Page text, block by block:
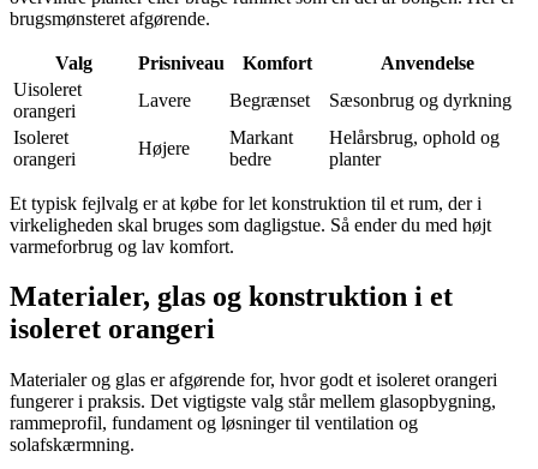
brugsmønsteret afgørende.
Valg Prisniveau Komfort
Anvendelse
Uisoleret
orangeri
Lavere Begrænset
Sæsonbrug og dyrkning
Isoleret
orangeri
Højere
Markant
bedre
Helårsbrug, ophold og
planter
Et typisk fejlvalg er at købe for let konstruktion til et rum, der i
virkeligheden skal bruges som dagligstue. Så ender du med højt
varmeforbrug og lav komfort.
Materialer, glas og konstruktion i et
isoleret orangeri
Materialer og glas er afgørende for, hvor godt et isoleret orangeri
fungerer i praksis. Det vigtigste valg står mellem glasopbygning,
rammeprofil, fundament og løsninger til ventilation og
solafskærmning.